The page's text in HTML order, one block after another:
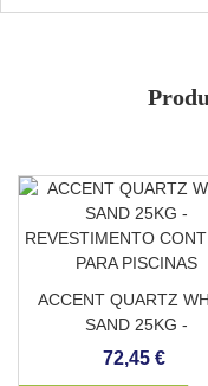
Resistente e
Resistente a
Adaptável a
ACCENT QUARTZ
SAND 25KG -
REVESTIMENTO
72,45 €